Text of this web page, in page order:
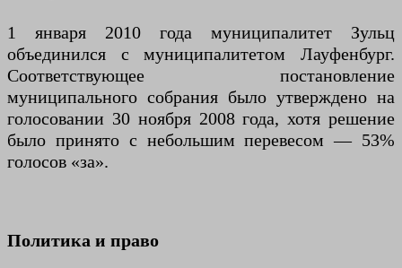
1 января 2010 года муниципалитет Зульц
объединился с муниципалитетом Лауфенбург.
Соответствующее постановление
муниципального собрания было утверждено на
голосовании 30 ноября 2008 года, хотя решение
было принято с небольшим перевесом — 53%
голосов «за».
Политика и право